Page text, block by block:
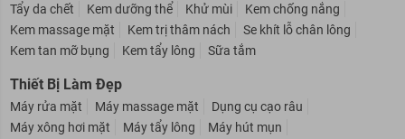
Tẩy da chết Kem dưỡng thể Khử mùi
Kem chống nắng
Kem massage mặt
Kem trị thâm nách
Se khít lỗ chân lông
Kem tan mỡ bụng
Kem tẩy lông Sữa tắm
Thiết Bị Làm Đẹp
Máy rửa mặt Máy massage mặt
Dụng cụ cạo râu
Máy xông hơi mặt
Máy tẩy lông
Máy hút mụn